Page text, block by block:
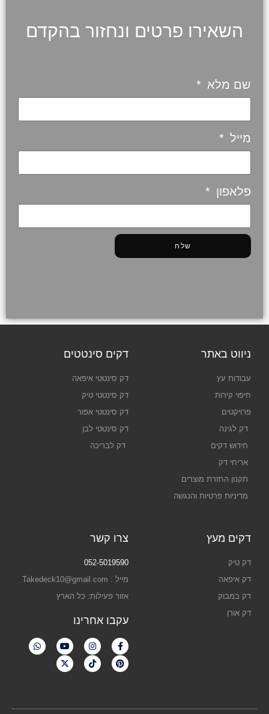
השאירו פרטים ונחזור בהקדם
שם מלא
מייל
פלאפון
שלח
ניווט באתר
עבודות עץ
חיפוי קירות
פרויקטים
דק לגינה
חידוש דקים
אריחי דק
תקנון החזרת מוצרים
מדיניות פרטיות והנגשה
דקים סינטטים
דק סינטטי איפאה
דק סינטטי טיק
דק סינטטי אפור
דק סינטטי לבן
דק לבריכה
דקים מעץ
דק טיק
דק איפאה
דק במבוק
דק אורן
צרו קשר
052-5019590
מייל : Takedeck10@gmail.com
אזור פעילות: כל הארץ
עקבו אחרינו